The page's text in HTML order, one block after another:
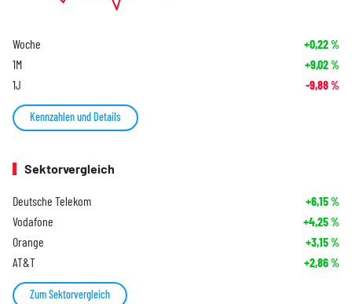
Woche +0,22%
1M +9,02%
1J -9,88%
Kennzahlen und Details
Sektorvergleich
Deutsche Telekom +6,15%
Vodafone +4,25%
Orange +3,15%
AT&T +2,86%
Zum Sektorvergleich